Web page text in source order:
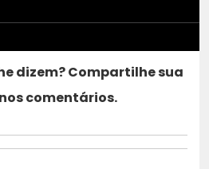
dizem? Compartilhe sua
comentários.